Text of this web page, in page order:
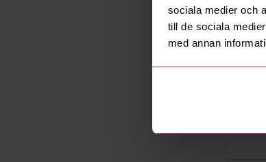
sociala medier och
till de sociala
med annan